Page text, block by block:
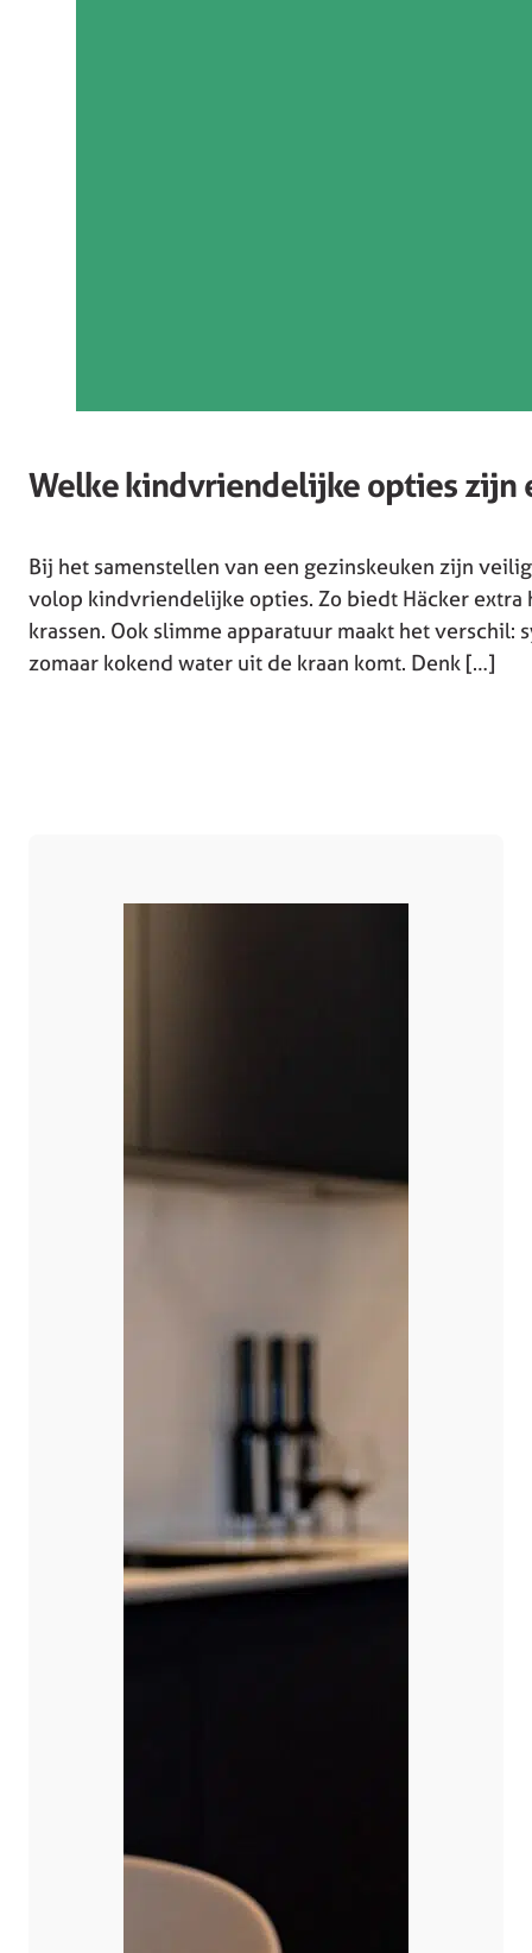
Welke kindvriendelijke opties zijn
Bij het samenstellen van een gezinskeuken zijn
volop kindvriendelijke opties. Zo biedt Häcker
krassen. Ook slimme apparatuur maakt het
zomaar kokend water uit de kraan komt. Denk […]